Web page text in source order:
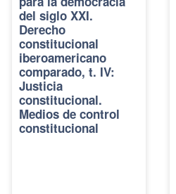
del siglo XXI.
Derecho
constitucional
iberoamericano
comparado, t. IV:
Justicia
constitucional.
Medios de control
constitucional